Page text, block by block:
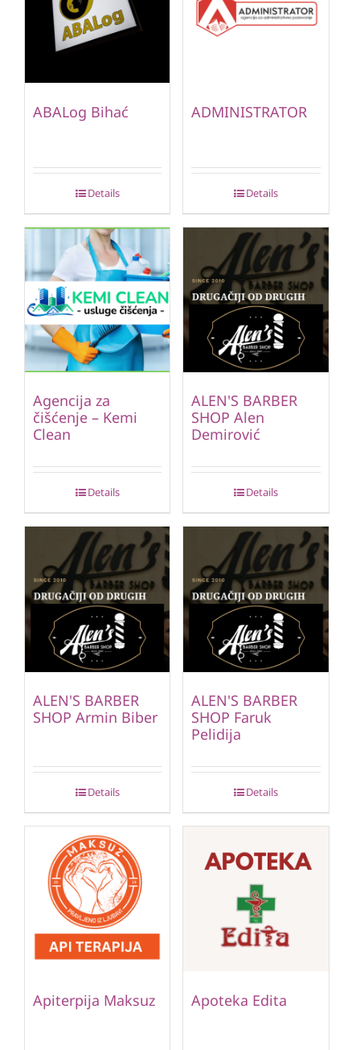
ABALog Bihać
Details
ADMINISTRATOR
Details
Agencija za
čišćenje – Kemi
Clean
Details
ALEN'S BARBER
SHOP Alen
Demirović
Details
ALEN'S BARBER
SHOP Armin Biber
Details
ALEN'S BARBER
SHOP Faruk
Pelidija
Details
Apiterpija Maksuz Apoteka Edita